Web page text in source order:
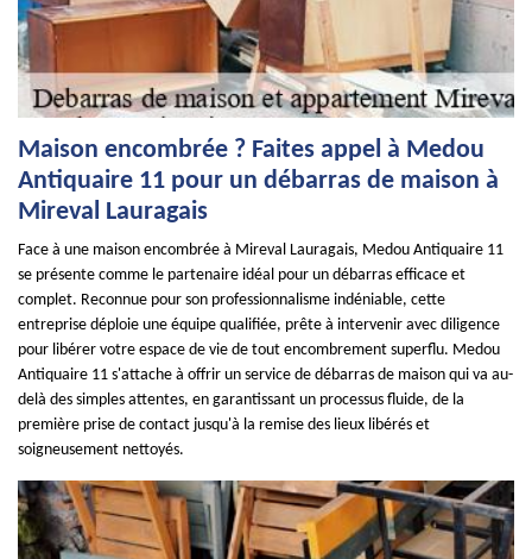
Maison encombrée ? Faites appel à Medou
Antiquaire 11 pour un débarras de maison à
Mireval Lauragais
Face à une maison encombrée à Mireval Lauragais, Medou Antiquaire 11
se présente comme le partenaire idéal pour un débarras efficace et
complet. Reconnue pour son professionnalisme indéniable, cette
entreprise déploie une équipe qualifiée, prête à intervenir avec diligence
pour libérer votre espace de vie de tout encombrement superflu. Medou
Antiquaire 11 s'attache à offrir un service de débarras de maison qui va au-
delà des simples attentes, en garantissant un processus fluide, de la
première prise de contact jusqu'à la remise des lieux libérés et
soigneusement nettoyés.